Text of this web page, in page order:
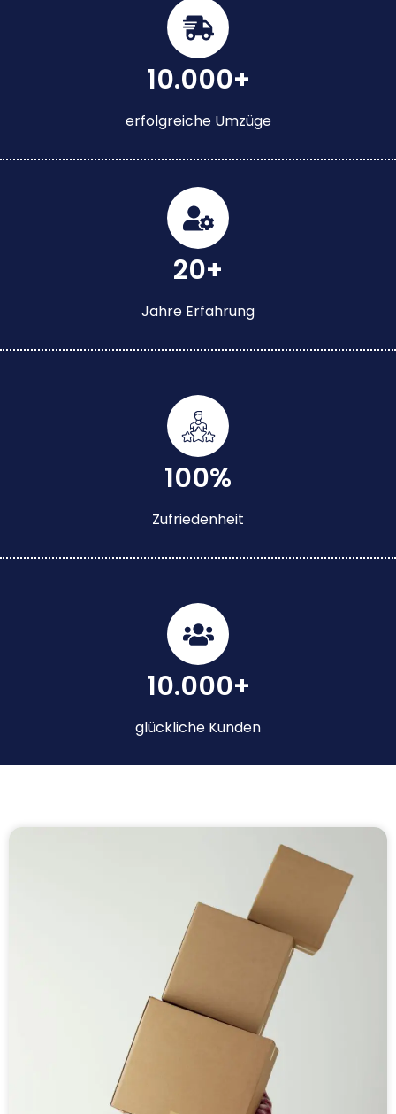
10.000+
erfolgreiche Umzüge
20+
Jahre Erfahrung
100%
Zufriedenheit
10.000+
glückliche Kunden